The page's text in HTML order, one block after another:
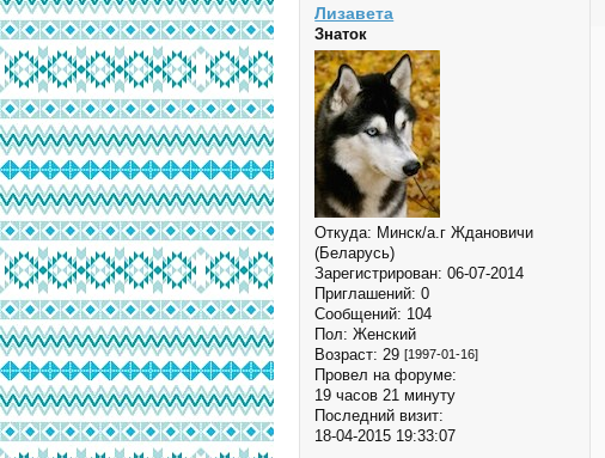
Лизавета
Знаток
Откуда: Минск/а.г Ждановичи
(Беларусь)
Зарегистрирован: 06-07-2014
Приглашений: 0
Сообщений: 104
Пол: Женский
Возраст: 29[1997-01-16]
Провел на форуме:
19 часов 21 минуту
Последний визит:
18-04-2015 19:33:07